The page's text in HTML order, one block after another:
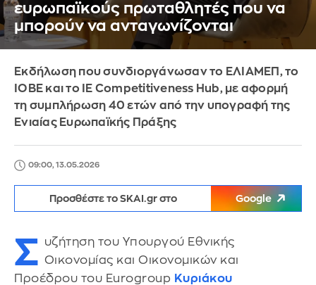
ευρωπαϊκούς πρωταθλητές που να
μπορούν να ανταγωνίζονται
Εκδήλωση που συνδιοργάνωσαν το ΕΛΙΑΜΕΠ, το
ΙΟΒΕ και το IE Competitiveness Hub, με αφορμή
τη συμπλήρωση 40 ετών από την υπογραφή της
Ενιαίας Ευρωπαϊκής Πράξης
09:00, 13.05.2026
Προσθέστε το SKAI.gr στο Google
Σ υζήτηση του Υπουργού Εθνικής
Οικονομίας και Οικονομικών και
Προέδρου του Eurogroup Κυριάκου